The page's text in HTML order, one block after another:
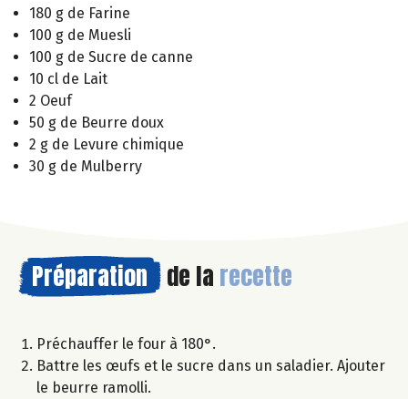
180 g de Farine
100 g de Muesli
100 g de Sucre de canne
10 cl de Lait
2 Oeuf
50 g de Beurre doux
2 g de Levure chimique
30 g de Mulberry
Préparation de la recette
Préchauffer le four à 180°.
Battre les œufs et le sucre dans un saladier. Ajouter
le beurre ramolli.